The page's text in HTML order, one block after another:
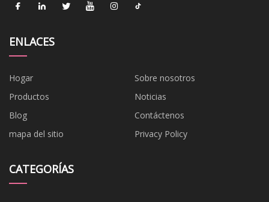
ENLACES
Hogar
Sobre nosotros
Productos
Noticias
Blog
Contáctenos
mapa del sitio
Privacy Policy
CATEGORÍAS